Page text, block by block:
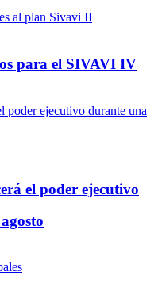
para el SIVAVI IV
el poder ejecutivo